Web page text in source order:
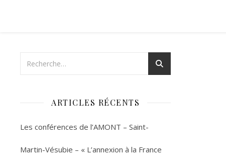
ARTICLES RÉCENTS
Les conférences de l’AMONT – Saint-
Martin-Vésubie – « L’annexion à la France